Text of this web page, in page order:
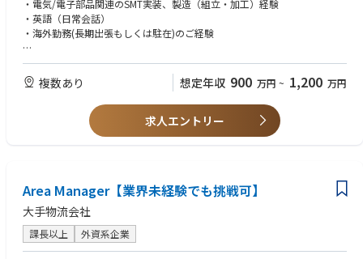
●ローカルスタッフの採用・育成／マネジメント
●⼯場⻑と共に⼯場全体の運営、補佐
●取引先対応
【インド工場について】
インド国内において、EMS事業の合弁会社を設立しております。
車載製品の需要が高まるインド市場において、車載向けのプリント基板実
装や完成品アセンブリの受託サービスを提供し、事業拡大に取り組んでい
ご入社後は、国内工場(高松工場もしくは松山工場)でのOJTトレーニング
を予定しております。
研修期間は3ヶ月～6カ月程度を予定しております。その後、インドに赴任
頂く予定です。
ご本人のスキル・ご経験・習熟度により研修期間は異なります。
・電気/電子部品関連のSMT実装、製造（組立・加工）経験
・英語（日常会話）
・海外勤務(長期出張もしくは駐在)のご経験
＜歓迎要件＞
・工場長などのマネジメント経験
・インドへの駐在経験
＜求める人物像＞
・海外駐在経験がある方（インドなら歓迎）
複数あり 想定年収 900 万円 ~ 1,200 万円
求人エントリー
Area Manager【業界未経験でも挑戦可】
大手物流会社
課長以上 外資系企業